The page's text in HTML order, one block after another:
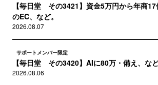
【毎日堂 その3421】資金5万円から年商17
のEC、など。
2026.08.07
サポートメンバー限定
【毎日堂 その3420】AIに80万・備え、など
2026.08.06